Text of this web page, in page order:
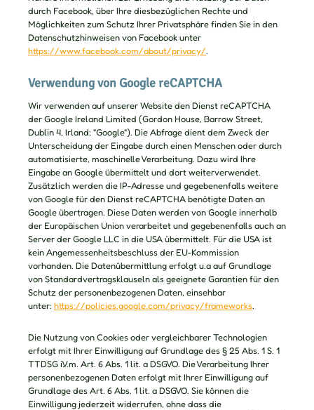
durch Facebook, über Ihre diesbezüglichen Rechte und
Möglichkeiten zum Schutz Ihrer Privatsphäre finden Sie in den
Datenschutzhinweisen von Facebook unter
https://www.facebook.com/about/privacy/.
Verwendung von Google reCAPTCHA
Wir verwenden auf unserer Website den Dienst reCAPTCHA
der Google Ireland Limited (Gordon House, Barrow Street,
Dublin 4, Irland; "Google"). Die Abfrage dient dem Zweck der
Unterscheidung der Eingabe durch einen Menschen oder durch
automatisierte, maschinelle Verarbeitung. Dazu wird Ihre
Eingabe an Google übermittelt und dort weiterverwendet.
Zusätzlich werden die IP-Adresse und gegebenenfalls weitere
von Google für den Dienst reCAPTCHA benötigte Daten an
Google übertragen. Diese Daten werden von Google innerhalb
der Europäischen Union verarbeitet und gegebenenfalls auch an
Server der Google LLC in die USA übermittelt. Für die USA ist
kein Angemessenheitsbeschluss der EU-Kommission
vorhanden. Die Datenübermittlung erfolgt u.a auf Grundlage
von Standardvertragsklauseln als geeignete Garantien für den
Schutz der personenbezogenen Daten, einsehbar
unter: https://policies.google.com/privacy/frameworks.
Die Nutzung von Cookies oder vergleichbarer Technologien
erfolgt mit Ihrer Einwilligung auf Grundlage des § 25 Abs. 1 S. 1
TTDSG i.V.m. Art. 6 Abs. 1 lit. a DSGVO. Die Verarbeitung Ihrer
personenbezogenen Daten erfolgt mit Ihrer Einwilligung auf
Grundlage des Art. 6 Abs. 1 lit. a DSGVO. Sie können die
Einwilligung jederzeit widerrufen, ohne dass die